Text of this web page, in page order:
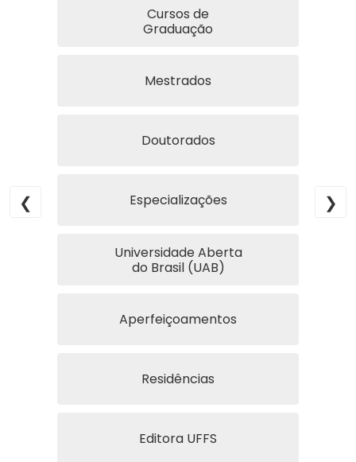
❮
Cursos de
Graduação
Mestrados
Doutorados
Especializações
Universidade Aberta
do Brasil (UAB)
Aperfeiçoamentos
Residências
Editora UFFS
❯